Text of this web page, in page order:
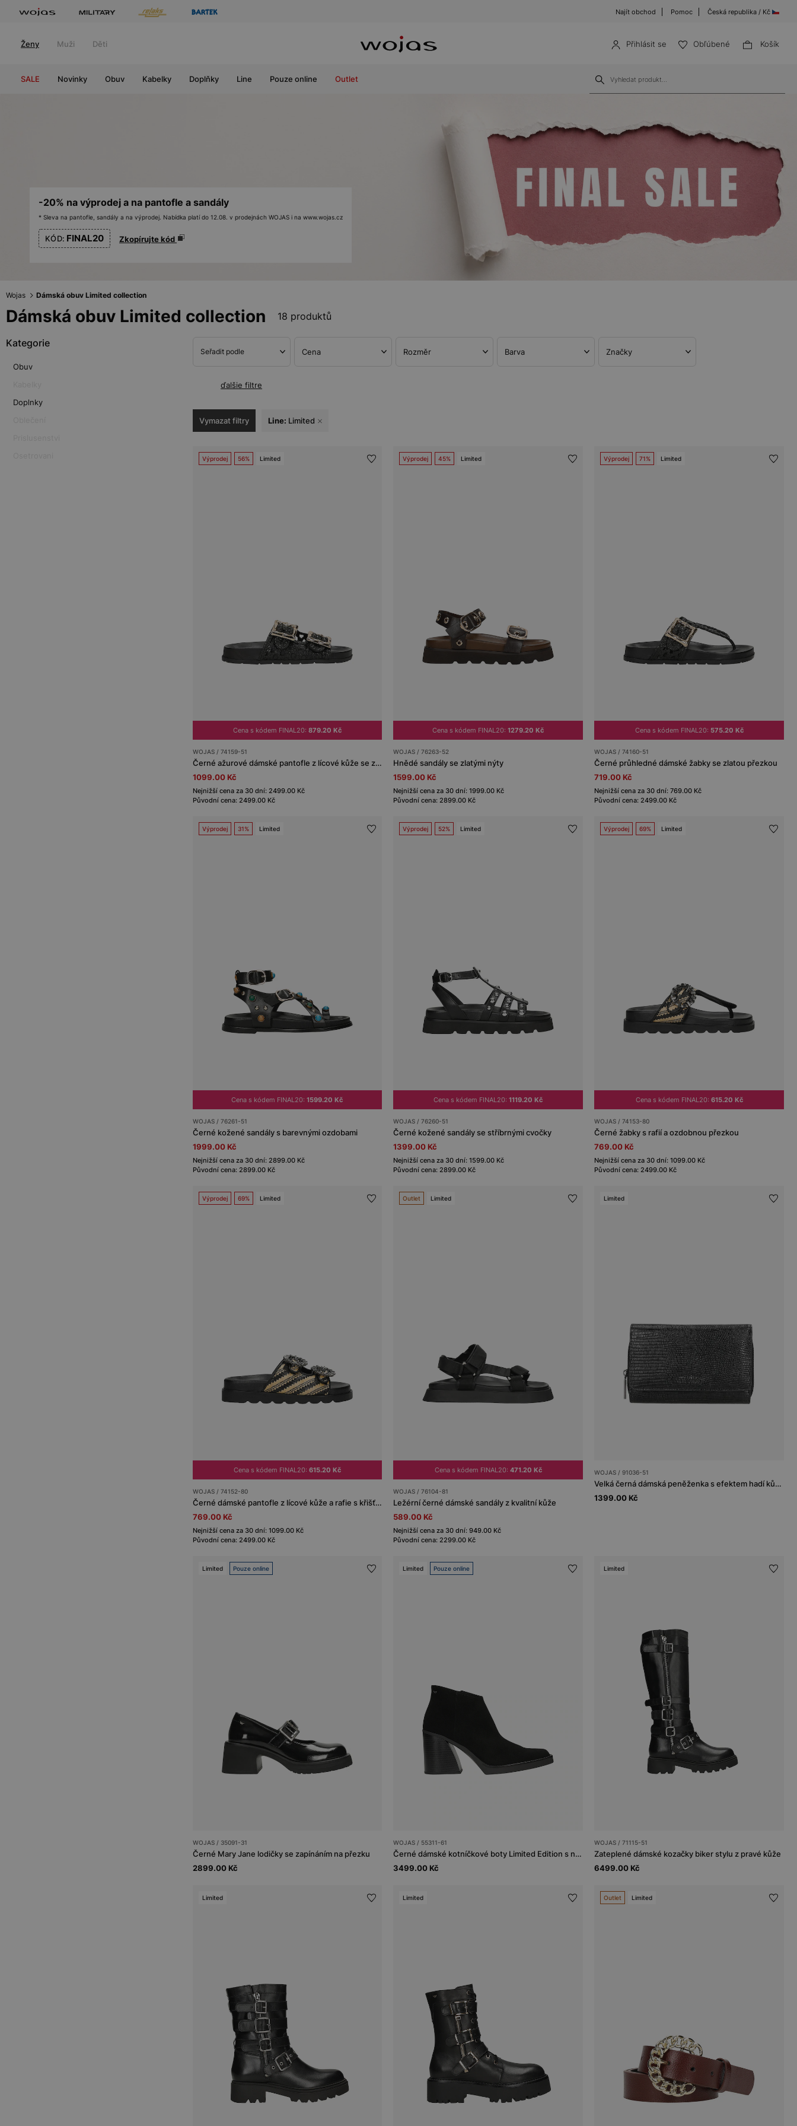
Najít obchod Pomoc Česká republika / Kč
Ženy Muži Děti Přihlásit se Obľúbené Košík
SALE Novinky Obuv Kabelky Doplňky Line Pouze online Outlet
-20% na výprodej a na pantofle a sandály
* Sleva na pantofle, sandály a na výprodej. Nabídka platí do 12.08. v prodejnách WOJAS i na www.wojas.cz
KÓD: FINAL20 Zkopírujte kód
Wojas Dámská obuv Limited collection
Dámská obuv Limited collection 18 produktů
Kategorie
Obuv
Doplnky
Seřadit podle Cena Rozměr Barva Značky
ďalšie filtre
Vymazat filtry Line: Limited
Výprodej 56% Limited
Cena s kódem FINAL20: 879.20 Kč
WOJAS / 74159-51
Černé ažurové dámské pantofle z lícové kůže se zlatými přezkami
1099.00 Kč
Nejnižší cena za 30 dní: 2499.00 Kč
Původní cena: 2499.00 Kč
Výprodej 45% Limited
Cena s kódem FINAL20:1279.20 Kč
WOJAS / 76263-52
Hnědé sandály se zlatými nýty
1599.00 Kč
Nejnižší cena za 30 dní: 1999.00 Kč
Původní cena: 2899.00 Kč
Výprodej 71% Limited
Cena s kódem FINAL20: 575.20 Kč
WOJAS / 74160-51
Černé průhledné dámské žabky se zlatou přezkou
719.00 Kč
Nejnižší cena za 30 dní: 769.00 Kč
Původní cena: 2499.00 Kč
Výprodej 31% Limited
Cena s kódem FINAL20:1599.20 Kč
WOJAS / 76261-51
Černé kožené sandály s barevnými ozdobami
1999.00 Kč
Nejnižší cena za 30 dní: 2899.00 Kč
Původní cena: 2899.00 Kč
Výprodej 52% Limited
Cena s kódem FINAL20:1119.20 Kč
WOJAS / 76260-51
Černé kožené sandály se stříbrnými cvočky
1399.00 Kč
Nejnižší cena za 30 dní: 1599.00 Kč
Původní cena: 2899.00 Kč
Výprodej 69% Limited
Cena s kódem FINAL20: 615.20 Kč
WOJAS / 74153-80
Černé žabky s rafií a ozdobnou přezkou
769.00 Kč
Nejnižší cena za 30 dní: 1099.00 Kč
Původní cena: 2499.00 Kč
Výprodej 69% Limited
Cena s kódem FINAL20: 615.20 Kč
WOJAS / 74152-80
Černé dámské pantofle z lícové kůže a rafie s křišťálovou ozdobou
769.00 Kč
Nejnižší cena za 30 dní: 1099.00 Kč
Původní cena: 2499.00 Kč
Outlet Limited
Cena s kódem FINAL20: 471.20 Kč
WOJAS / 76104-81
Ležérní černé dámské sandály z kvalitní kůže
589.00 Kč
Nejnižší cena za 30 dní: 949.00 Kč
Původní cena: 2299.00 Kč
Limited
WOJAS / 91036-51
Velká černá dámská peněženka s efektem hadí kůže
1399.00 Kč
Limited Pouze online
WOJAS / 35091-31
Černé Mary Jane lodičky se zapínáním na přezku
2899.00 Kč
Limited Pouze online
WOJAS / 55311-61
Černé dámské kotníčkové boty Limited Edition s nízkým svrškem
3499.00 Kč
Limited
WOJAS / 71115-51
Zateplené dámské kozačky biker stylu z pravé kůže
6499.00 Kč
Limited Limited Outlet Limited